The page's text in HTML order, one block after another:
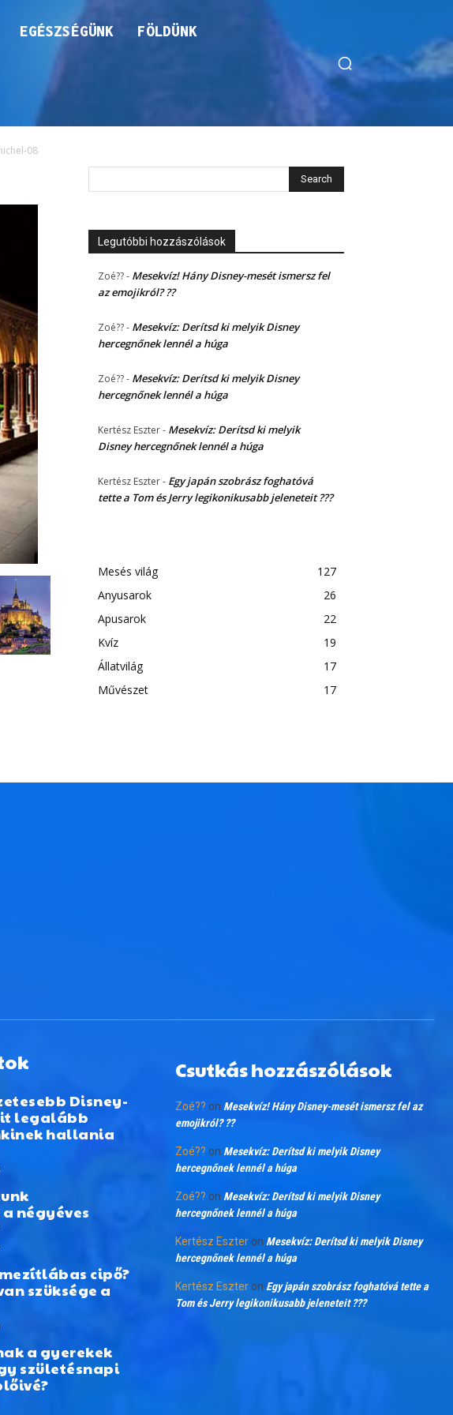
EGÉSZSÉGÜNK FÖLDÜNK
08
Legutóbbi hozzászólások
Zoé??- Mesekvíz! Hány Disney-mesét ismersz fel
az emojikról? ??
Zoé??- Mesekvíz: Derítsd ki melyik Disney
hercegnőnek lennél a húga
Zoé??- Mesekvíz: Derítsd ki melyik Disney
hercegnőnek lennél a húga
Kertész Eszter- Mesekvíz: Derítsd ki melyik
Disney hercegnőnek lennél a húga
Kertész Eszter- Egy japán szobrász foghatóvá
tette a Tom és Jerry legikonikusabb jeleneteit ???
Mesés világ
127
Anyusarok
26
Apusarok
22
Kvíz
19
Állatvilág
17
Művészet
17
Disney-
legalább
hallania
négyéves
cipő?
szüksége a
a gyerekek
születésnapi
Csutkás hozzászólások
Zoé?? on Mesekvíz! Hány Disney-mesét ismersz fel az
emojikról? ??
Zoé?? on Mesekvíz: Derítsd ki melyik Disney
hercegnőnek lennél a húga
Zoé?? on Mesekvíz: Derítsd ki melyik Disney
hercegnőnek lennél a húga
Kertész Eszteron Mesekvíz: Derítsd ki melyik Disney
hercegnőnek lennél a húga
Kertész Eszteron Egy japán szobrász foghatóvá tette a
Tom és Jerry legikonikusabb jeleneteit ???